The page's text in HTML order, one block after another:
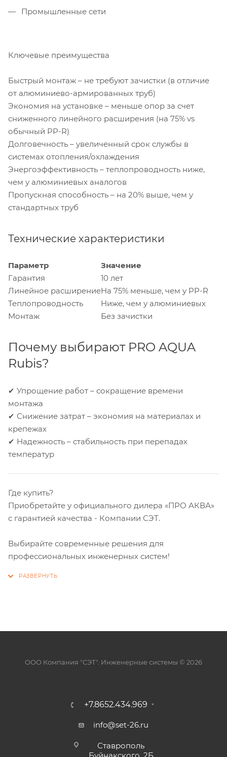
Промышленные сети
Ключевые преимущества
Быстрый монтаж – не требуют зачистки (в отличие
от алюминиево-армированных труб)
Экономия на установке – меньше опор за счет
сниженного линейного расширения (на 75% vs
обычный PP-R)
Долговечность – увеличенный срок службы в
системах отопления/охлаждения
Энергоэффективность – теплопроводность ниже,
чем у алюминиевых аналогов
Пропускная способность – на 20% выше, чем у
стандартных труб
Технические характеристики
Параметр
Значение
Гарантия
10 лет
Линейное расширениеНа 75% меньше, чем у PP-R
Теплопроводность
Ниже, чем у алюминиевых
Монтаж
Без зачистки
Почему выбирают PRO AQUA
Rubis?
✔ Упрощение работ – сокращение времени
монтажа
✔ Снижение затрат – экономия на материалах и
крепежах
✔ Надежность – стабильность при перепадах
температур
Где купить?
Приобретайте у официального дилера «ПРО АКВА»
с гарантией качества - Компании СЭТ.
Выбирайте современные решения для
профессиональных инженерных систем!
ООО Компания "СЭТ". Инженерные системы © 2026
+7.8652.434.969
info@set-26.ru
Ставрополь